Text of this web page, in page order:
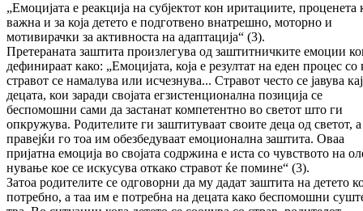
„Емоцијата е реакција на субјектот кон ири­та­ции­те, проценета
важна и за која детето е подготвено внат­реш­но, моторно и
мотивирачки за активноста на адаптација“ (3).
Претераната заштита произлегува од заш­тит­­нич­ките емоции
дефинираат ка­ко: „Емо­ци­јата, која е резултат на еден про­цес со
стра­вот се намалува или исчез­ну­ва... Стравот често се јавува кај
децата, кои за­ради својата егзистенционална позиција се
беспомошни са­ми да застанат компе­тен­т­но во светот што ги
опкружува. Родителите ги заштитуваат своите деца од светот, а
пра­­вејќи го тоа им обезбеду­ваат емоцио­нал­на заштита. Оваа
пријатна емо­ција во сво­­јата содржина е иста со чувството на
нување кое се искусува откако стравот ќе помине“ (3).
Затоа родителите се одговорни да му дадат заштита на детето
потребно, а таа им е потребна на децата како беспомошни